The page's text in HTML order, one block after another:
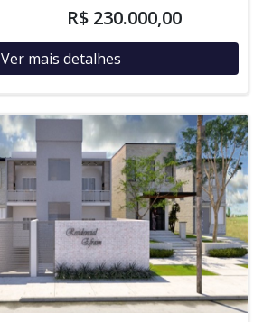
R$ 230.000,00
Ver mais detalhes